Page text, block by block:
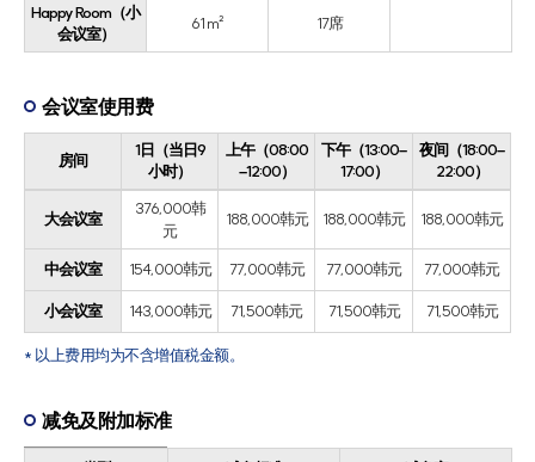
Happy Room（小
会议室）
61 m² 17席
会议室使用费
房间
1日（当日9
小时）
上午（08:00
–12:00）
下午（13:00–
17:00）
夜间（18:00–
22:00）
大会议室
376,000韩
元
188,000韩元 188,000韩元 188,000韩元
中会议室 154,000韩元 77,000韩元 77,000韩元 77,000韩元
小会议室 143,000韩元 71,500韩元 71,500韩元 71,500韩元
* 以上费用均为不含增值税金额。
减免及附加标准